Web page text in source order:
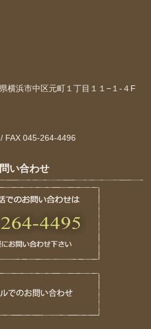
横浜市中区元町１丁目１１−１-４F
FAX 045-264-4496
い合わせ